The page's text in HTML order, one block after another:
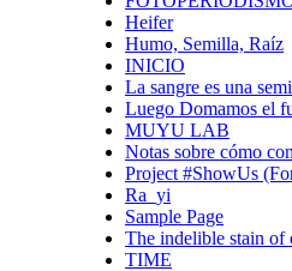
Heifer
Humo, Semilla, Raíz
INICIO
La sangre es una
Luego Domamos el
MUYU LAB
Notas sobre cómo
Project #ShowUs
Ra_yi
Sample Page
The indelible stain
TIME